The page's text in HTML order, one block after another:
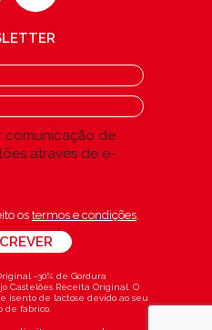
comunicação de
através de e-
os termos e condições.
-30% de Gordura
Castelões Receita Original. O
de lactose devido ao seu
de fabrico.